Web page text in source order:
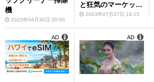
機
2023年04月30日 20:00
と狂気のマーケッ
ト」にて開催
2023年07月27日 19:15
AD AD